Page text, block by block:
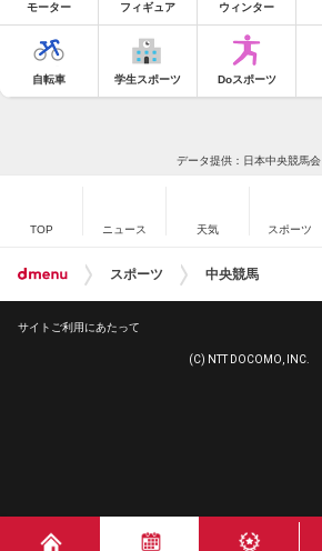
モーター フィギュア ウィンター
自転車 学生スポーツ Doスポーツ
データ提供：日本中央競馬会
TOP ニュース 天気 スポーツ
スポーツ 中央競馬
サイトご利用にあたって
(C) NTT DOCOMO, INC.